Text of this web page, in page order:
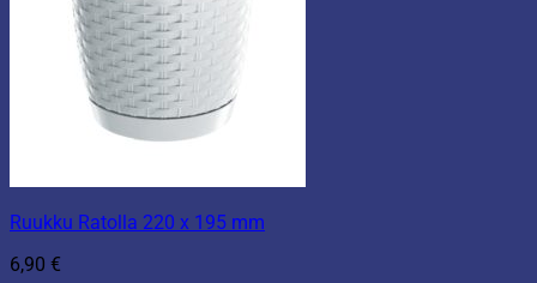
Ruukku Ratolla 220 x 195 mm
6,90 €